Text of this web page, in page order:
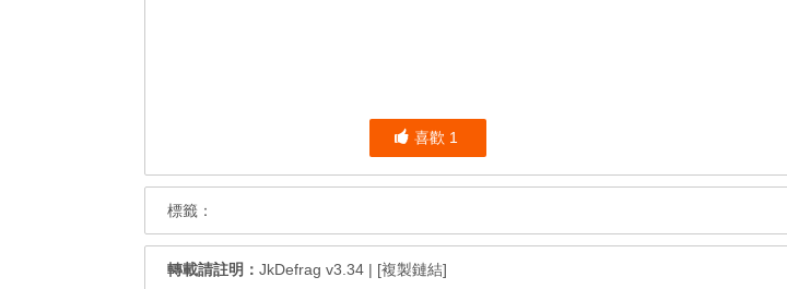
喜歡 1
標籤：
轉載請註明： JkDefrag v3.34 | [複製鏈結]